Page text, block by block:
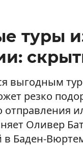
туры
выгодным
резко
отправления
Оливер
в Баден-